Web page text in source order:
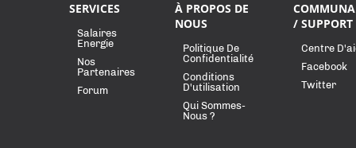
SERVICES
Salaires
Energie
Nos
Partenaires
Forum
À PROPOS DE
NOUS
Politique De
Confidentialité
Conditions
D'utilisation
Qui Sommes-
Nous ?
/ SUPPORT
Centre
Facebook
Twitter